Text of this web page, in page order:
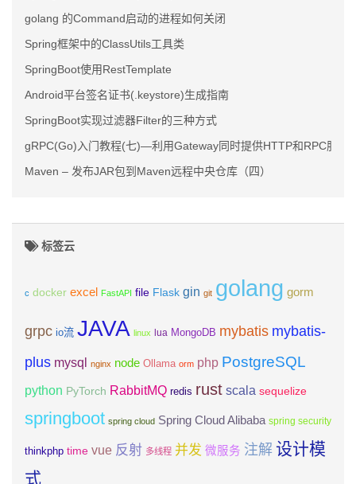
golang 的Command启动的进程如何关闭
Spring框架中的ClassUtils工具类
SpringBoot使用RestTemplate
Android平台签名证书(.keystore)生成指南
SpringBoot实现过滤器Filter的三种方式
gRPC(Go)入门教程(七)—利用Gateway同时提供HTTP和RPC服务
Maven – 发布JAR包到Maven远程中央仓库（四）
标签云
c docker excel FastAPI file Flask gin git golang gorm
grpc io流 JAVA linux lua MongoDB mybatis mybatis-
plus mysql nginx node Ollama orm php PostgreSQL
python PyTorch RabbitMQ redis rust scala sequelize
springboot spring cloud Spring Cloud Alibaba spring security
thinkphp time vue 反射 多线程 并发 微服务 注解 设计模
式